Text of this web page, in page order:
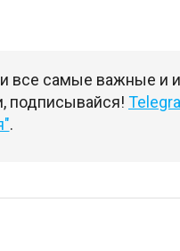
все самые важные и
подписывайся!
.